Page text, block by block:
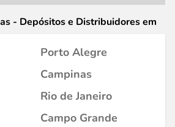
- Depósitos e Distribuidores em
Porto Alegre
Campinas
Rio de Janeiro
Campo Grande